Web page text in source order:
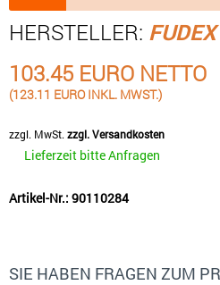
HERSTELLER: FUDEX
103.45 EURO NETTO
(123.11 EURO INKL. MWST.)
zzgl. MwSt. zzgl. Versandkosten
Lieferzeit bitte Anfragen
Artikel-Nr.: 90110284
SIE HABEN FRAGEN ZUM